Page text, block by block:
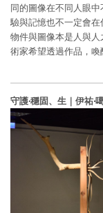
同的圖像在不同人眼
驗與記憶也不一定會
物件與圖像本是人與
術家希望透過作品，喚
守護‧穩固、生 ｜ 伊祐‧